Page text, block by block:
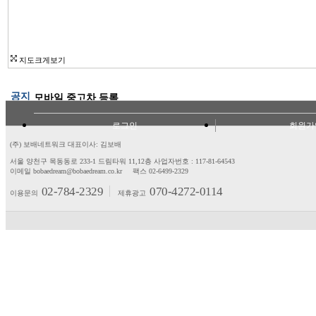
지도크게보기
공지 모바일 중고차 등록
로그인 회원
(주) 보배네트워크 대표이사: 김보배
서울 양천구 목동동로 233-1 드림타워 11,12층 사업자번호 : 117-81-64543
이메일 bobaedream@bobaedream.co.kr
팩스 02-6499-2329
이용문의 02-784-2329 제휴광고 070-4272-0114